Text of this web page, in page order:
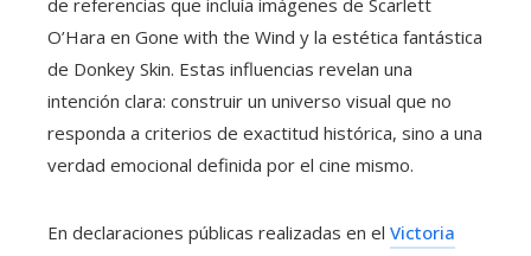
O’Hara en Gone with the Wind y la estética fantástica
de Donkey Skin. Estas influencias revelan una
intención clara: construir un universo visual que no
responda a criterios de exactitud histórica, sino a una
verdad emocional definida por el cine mismo.
En declaraciones públicas realizadas en el Victoria